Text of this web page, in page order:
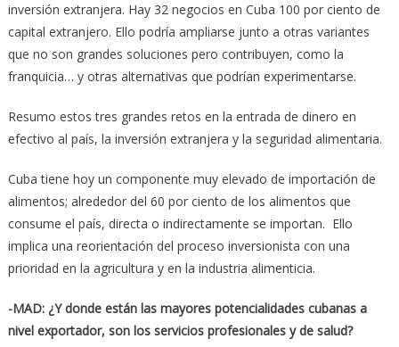
inversión extranjera. Hay 32 negocios en Cuba 100 por ciento de
capital extranjero. Ello podría ampliarse junto a otras variantes
que no son grandes soluciones pero contribuyen, como la
franquicia… y otras alternativas que podrían experimentarse.
Resumo estos tres grandes retos en la entrada de dinero en
efectivo al país, la inversión extranjera y la seguridad alimentaria.
Cuba tiene hoy un componente muy elevado de importación de
alimentos; alrededor del 60 por ciento de los alimentos que
consume el país, directa o indirectamente se importan. Ello
implica una reorientación del proceso inversionista con una
prioridad en la agricultura y en la industria alimenticia.
-MAD: ¿Y donde están las mayores potencialidades cubanas a
nivel exportador, son los servicios profesionales y de salud?